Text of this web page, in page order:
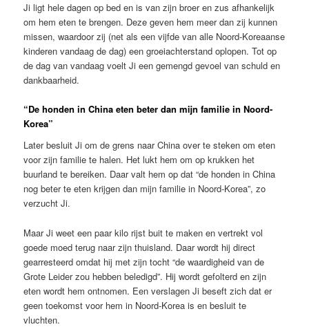
Ji ligt hele dagen op bed en is van zijn broer en zus afhankelijk
om hem eten te brengen. Deze geven hem meer dan zij kunnen
missen, waardoor zij (net als een vijfde van alle Noord-Koreaanse
kinderen vandaag de dag) een groeiachterstand oplopen. Tot op
de dag van vandaag voelt Ji een gemengd gevoel van schuld en
dankbaarheid.
“De honden in China eten beter dan mijn familie in Noord-
Korea”
Later besluit Ji om de grens naar China over te steken om eten
voor zijn familie te halen. Het lukt hem om op krukken het
buurland te bereiken. Daar valt hem op dat “de honden in China
nog beter te eten krijgen dan mijn familie in Noord-Korea”, zo
verzucht Ji.
Maar Ji weet een paar kilo rijst buit te maken en vertrekt vol
goede moed terug naar zijn thuisland. Daar wordt hij direct
gearresteerd omdat hij met zijn tocht “de waardigheid van de
Grote Leider zou hebben beledigd”. Hij wordt gefolterd en zijn
eten wordt hem ontnomen. Een verslagen Ji beseft zich dat er
geen toekomst voor hem in Noord-Korea is en besluit te
vluchten.